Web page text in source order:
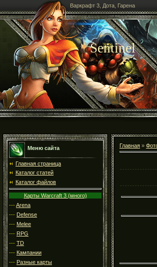
Варкрафт 3, Дота, Гарена
Sentinel
Меню сайта
Главная страница
Каталог статей
Каталог файлов
Карты Warcraft 3 (много)
---Arena
--- Defense
--- Melee
--- RPG
--- TD
--- Кампании
--- Разные карты
Главная »